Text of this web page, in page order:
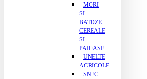
MORI
SI
BATOZE
CEREALE
SI
PAIOASE
UNELTE
AGRICOLE
SNEC